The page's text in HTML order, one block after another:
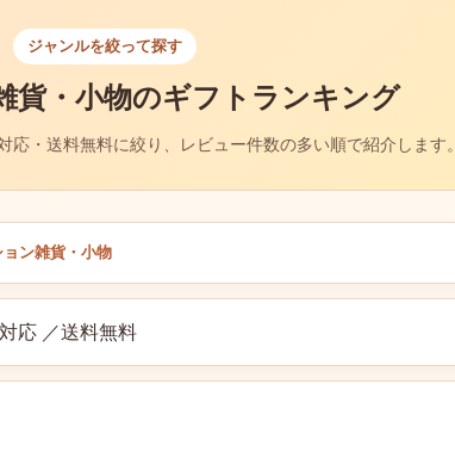
ジャンルを絞って探す
貨・小物のギフトランキング
応・送料無料に絞り、レビュー件数の多い順で紹介します。
ョン雑貨・小物
応 ／送料無料